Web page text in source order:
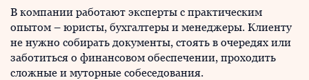
В компании работают эксперты с практическим
опытом – юристы, бухгалтеры и менеджеры. Клиенту
не нужно собирать документы, стоять в очередях или
заботиться о финансовом обеспечении, проходить
сложные и муторные собеседования.